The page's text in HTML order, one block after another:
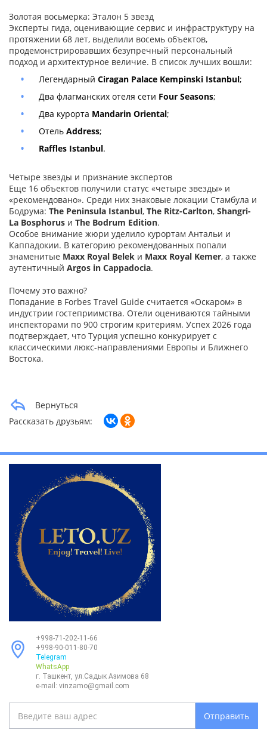
Золотая восьмерка: Эталон 5 звезд
Эксперты гида, оценивающие сервис и инфраструктуру на
протяжении 68 лет, выделили восемь объектов,
продемонстрировавших безупречный персональный
подход и архитектурное величие. В список лучших вошли:
Легендарный Ciragan Palace Kempinski Istanbul;
Два флагманских отеля сети Four Seasons;
Два курорта Mandarin Oriental;
Отель Address;
Raffles Istanbul.
Четыре звезды и признание экспертов
Еще 16 объектов получили статус «четыре звезды» и
«рекомендовано». Среди них знаковые локации Стамбула и
Бодрума: The Peninsula Istanbul, The Ritz-Carlton, Shangri-
La Bosphorus и The Bodrum Edition.
Особое внимание жюри уделило курортам Антальи и
Каппадокии. В категорию рекомендованных попали
знаменитые Maxx Royal Belek и Maxx Royal Kemer, а также
аутентичный Argos in Cappadocia.
Почему это важно?
Попадание в Forbes Travel Guide считается «Оскаром» в
индустрии гостеприимства. Отели оцениваются тайными
инспекторами по 900 строгим критериям. Успех 2026 года
подтверждает, что Турция успешно конкурирует с
классическими люкс-направлениями Европы и Ближнего
Востока.
Вернуться
Рассказать друзьям:
+998-71-202-11-66
+998-90-011-80-70
Telegram
WhatsApp
г. Ташкент, ул.Садык Азимова 68
e-mail: vinzamo@gmail.com
Отправить